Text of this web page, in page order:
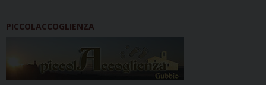
PICCOLACCOGLIENZA